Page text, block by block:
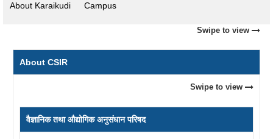
About Karaikudi Campus
Swipe to view
About CSIR
Swipe to view
वैज्ञानिक तथा औद्योगिक अनुसंधान परिषद